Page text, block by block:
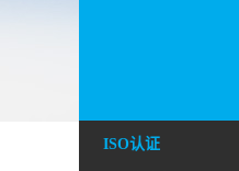
ISO认证